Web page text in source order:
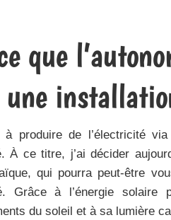
que
une
à produire de l’électricité
À ce titre, j’ai décider
qui pourra peut-être
Grâce à l’énergie
du soleil et à sa lumière